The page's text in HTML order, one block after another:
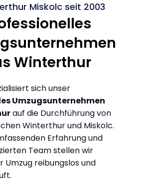
Miskolc seit 2003
Winterthur
sich unser
Umzugsunternehmen
auf die Durchführung von
Winterthur und Miskolc.
Erfahrung und
Team stellen wir
Umzug reibungslos und